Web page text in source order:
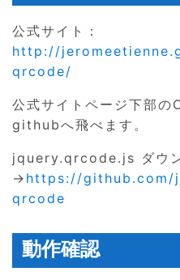
公式サイト：
http://
qrcode/
公式サイトページ下部
githubへ飛べます。
jquery.qrcode.js ダウン
→ https://github.com/
qrcode
動作確認